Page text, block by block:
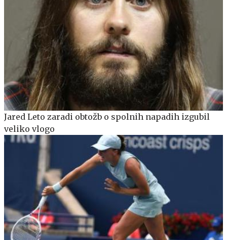
Jared Leto zaradi obtožb o spolnih napadih izgubil
veliko vlogo